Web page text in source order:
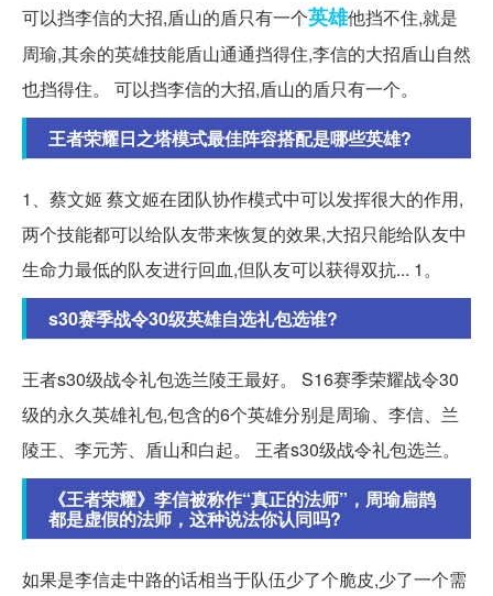
可以挡李信的大招,盾山的盾只有一个英雄他挡不住,就是
周瑜,其余的英雄技能盾山通通挡得住,李信的大招盾山自然
也挡得住。 可以挡李信的大招,盾山的盾只有一个。
王者荣耀日之塔模式最佳阵容搭配是哪些英雄?
1、蔡文姬 蔡文姬在团队协作模式中可以发挥很大的作用,
两个技能都可以给队友带来恢复的效果,大招只能给队友中
生命力最低的队友进行回血,但队友可以获得双抗... 1。
s30赛季战令30级英雄自选礼包选谁?
王者s30级战令礼包选兰陵王最好。 S16赛季荣耀战令30
级的永久英雄礼包,包含的6个英雄分别是周瑜、李信、兰
陵王、李元芳、盾山和白起。 王者s30级战令礼包选兰。
《王者荣耀》李信被称作“真正的法师”，周瑜扁鹊
都是虚假的法师，这种说法你认同吗?
如果是李信走中路的话相当于队伍少了个脆皮,少了一个需